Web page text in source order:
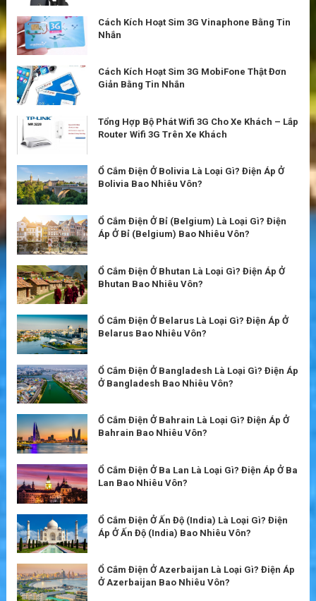
Cách Kích Hoạt Sim 3G Vinaphone Bằng Tin
Nhắn
Cách Kích Hoạt Sim 3G MobiFone Thật Đơn
Giản Bằng Tin Nhắn
Tổng Hợp Bộ Phát Wifi 3G Cho Xe Khách – Lắp
Router Wifi 3G Trên Xe Khách
Ổ Cắm Điện Ở Bolivia Là Loại Gì? Điện Áp Ở
Bolivia Bao Nhiêu Vôn?
Ổ Cắm Điện Ở Bỉ (Belgium) Là Loại Gì? Điện
Áp Ở Bỉ (Belgium) Bao Nhiêu Vôn?
Ổ Cắm Điện Ở Bhutan Là Loại Gì? Điện Áp Ở
Bhutan Bao Nhiêu Vôn?
Ổ Cắm Điện Ở Belarus Là Loại Gì? Điện Áp Ở
Belarus Bao Nhiêu Vôn?
Ổ Cắm Điện Ở Bangladesh Là Loại Gì? Điện Áp
Ở Bangladesh Bao Nhiêu Vôn?
Ổ Cắm Điện Ở Bahrain Là Loại Gì? Điện Áp Ở
Bahrain Bao Nhiêu Vôn?
Ổ Cắm Điện Ở Ba Lan Là Loại Gì? Điện Áp Ở Ba
Lan Bao Nhiêu Vôn?
Ổ Cắm Điện Ở Ấn Độ (India) Là Loại Gì? Điện
Áp Ở Ấn Độ (India) Bao Nhiêu Vôn?
Ổ Cắm Điện Ở Azerbaijan Là Loại Gì? Điện Áp
Ở Azerbaijan Bao Nhiêu Vôn?